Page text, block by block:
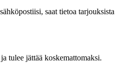
saat tietoa tarjouksista
tulee jättää koskemattomaksi.